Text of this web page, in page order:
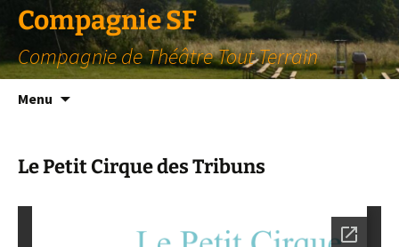
Compagnie SF
Compagnie de Théâtre Tout Terrain
Menu
Le Petit Cirque des Tribuns